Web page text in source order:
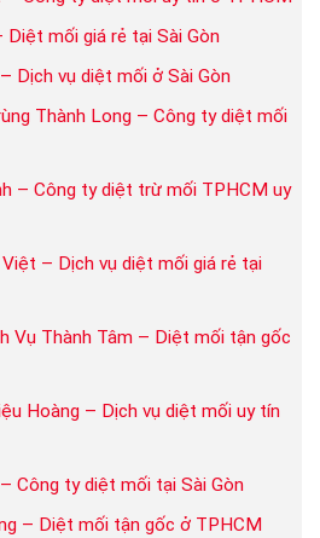
mối giá rẻ tại Sài Gòn
Dịch vụ diệt mối ở Sài Gòn
Thành Long – Công ty diệt mối
– Công ty diệt trừ mối TPHCM uy
– Dịch vụ diệt mối giá rẻ tại
Vụ Thành Tâm – Diệt mối tận gốc
Hoàng – Dịch vụ diệt mối uy tín
Công ty diệt mối tại Sài Gòn
– Diệt mối tận gốc ở TPHCM